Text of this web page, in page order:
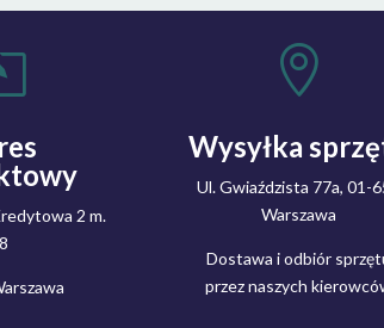
2 m.

Wysyłka
Ul. Gwiaździsta 77a, 01-
Warszawa
Dostawa i odbiór
przez naszych